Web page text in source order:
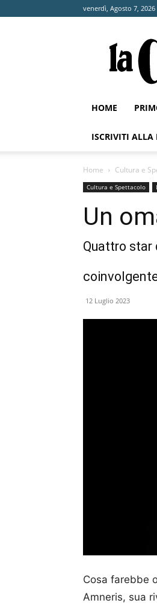
venerdì, Agosto 7, 2026
HOME
ISCRIVITI ALLA
Home Cultura e
Cultura e Spettacolo
Un
Quattro
12 Luglio 2023
Cosa farebbe
Amneris, sua